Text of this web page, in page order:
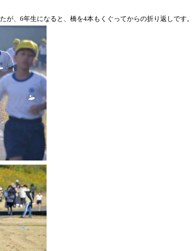
、6年生になると、橋を4本もくぐってからの折り返しです。